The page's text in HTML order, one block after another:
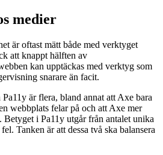
medier
är oftast mätt både med verktyget
att knappt hälften av
kan upptäckas med verktyg som
snarare än facit.
är flera, bland annat att Axe bara
webbplats felar på och att Axe mer
Betyget i Pa11y utgår från antalet unika
Tanken är att dessa två ska balansera